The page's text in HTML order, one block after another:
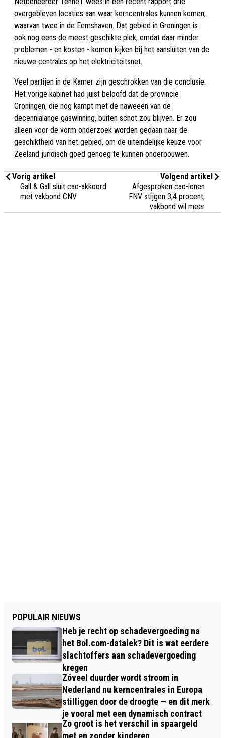
overgebleven locaties aan waar kerncentrales kunnen komen,
waarvan twee in de Eemshaven. Dat gebied in Groningen is
ook nog eens de meest geschikte plek, omdat daar minder
problemen - en kosten - komen kijken bij het aansluiten van de
nieuwe centrales op het elektriciteitsnet.
Veel partijen in de Kamer zijn geschrokken van die conclusie.
Het vorige kabinet had juist beloofd dat de provincie
Groningen, die nog kampt met de naweeën van de
decennialange gaswinning, buiten schot zou blijven. Er zou
alleen voor de vorm onderzoek worden gedaan naar de
geschiktheid van het gebied, om de uiteindelijke keuze voor
Zeeland juridisch goed genoeg te kunnen onderbouwen.
Vorig artikel
Gall & Gall sluit cao-akkoord
met vakbond CNV
Volgend artikel
Afgesproken cao-lonen
FNV stijgen 3,4 procent,
vakbond wil meer
POPULAIR NIEUWS
Heb je recht op schadevergoeding na
het Bol.com-datalek? Dit is wat eerdere
slachtoffers aan schadevergoeding
kregen
Zóveel duurder wordt stroom in
Nederland nu kerncentrales in Europa
stilliggen door de droogte — en dit merk
je vooral met een dynamisch contract
Zo groot is het verschil in spaargeld